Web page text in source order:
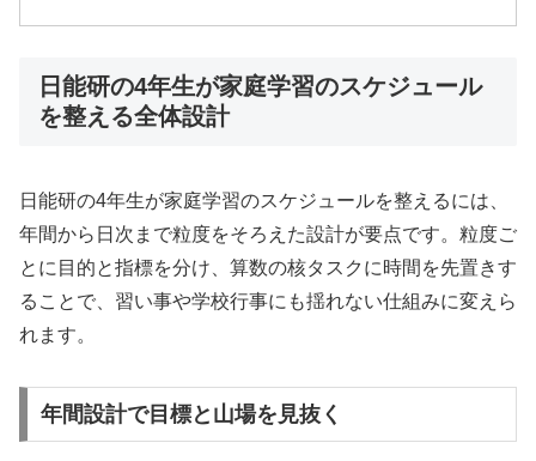
日能研の4年生が家庭学習のスケジュール
を整える全体設計
日能研の4年生が家庭学習のスケジュールを整えるには、
年間から日次まで粒度をそろえた設計が要点です。粒度ご
とに目的と指標を分け、算数の核タスクに時間を先置きす
ることで、習い事や学校行事にも揺れない仕組みに変えら
れます。
年間設計で目標と山場を見抜く